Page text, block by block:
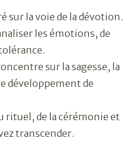
sur la voie de la dévotion.
les émotions, de
sur la sagesse, la
développement de
rituel, de la cérémonie et
transcender.